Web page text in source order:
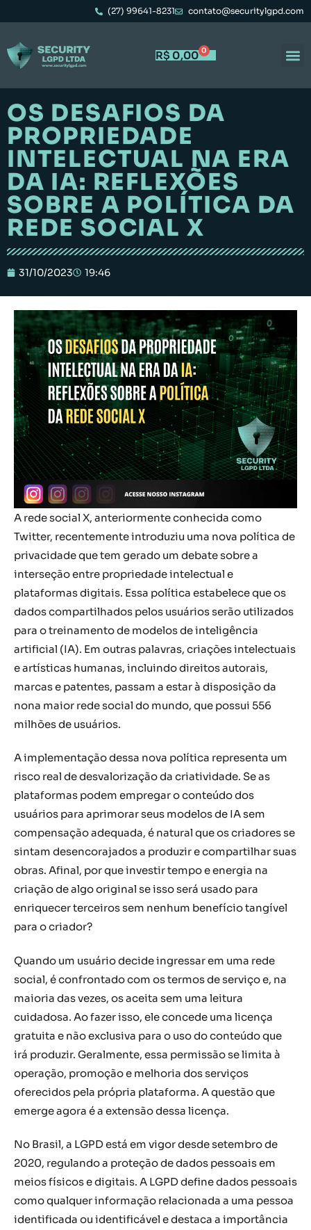
(27) 99641-8231 contato@securitylgpd.com
R$ 0,00 0
OS DESAFIOS DA
PROPRIEDADE
INTELECTUAL NA ERA
DA IA: REFLEXÕES
SOBRE A POLÍTICA DA
REDE SOCIAL X
31/10/2023 19:46
A rede social X, anteriormente conhecida como
Twitter, recentemente introduziu uma nova política de
privacidade que tem gerado um debate sobre a
interseção entre propriedade intelectual e
plataformas digitais. Essa política estabelece que os
dados compartilhados pelos usuários serão utilizados
para o treinamento de modelos de inteligência
artificial (IA). Em outras palavras, criações intelectuais
e artísticas humanas, incluindo direitos autorais,
marcas e patentes, passam a estar à disposição da
nona maior rede social do mundo, que possui 556
milhões de usuários.
A implementação dessa nova política representa um
risco real de desvalorização da criatividade. Se as
plataformas podem empregar o conteúdo dos
usuários para aprimorar seus modelos de IA sem
compensação adequada, é natural que os criadores se
sintam desencorajados a produzir e compartilhar suas
obras. Afinal, por que investir tempo e energia na
criação de algo original se isso será usado para
enriquecer terceiros sem nenhum benefício tangível
para o criador?
Quando um usuário decide ingressar em uma rede
social, é confrontado com os termos de serviço e, na
maioria das vezes, os aceita sem uma leitura
cuidadosa. Ao fazer isso, ele concede uma licença
gratuita e não exclusiva para o uso do conteúdo que
irá produzir. Geralmente, essa permissão se limita à
operação, promoção e melhoria dos serviços
oferecidos pela própria plataforma. A questão que
emerge agora é a extensão dessa licença.
No Brasil, a LGPD está em vigor desde setembro de
2020, regulando a proteção de dados pessoais em
meios físicos e digitais. A LGPD define dados pessoais
como qualquer informação relacionada a uma pessoa
identificada ou identificável e destaca a importância